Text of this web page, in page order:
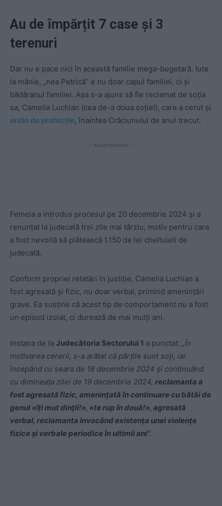
Au de împărțit 7 case și 3
terenuri
Dar nu e pace nici în această familie mega-bugetară. Iute
la mânie, „nea Petrică” e nu doar capul familiei, ci și
bădăranul familiei. Așa s-a ajuns să fie reclamat de soția
sa, Camelia Luchian (cea de-a doua soție!), care a cerut și
ordin de protecție, înaintea Crăciunului de anul trecut.
- Advertisement -
Femeia a introdus procesul pe 20 decembrie 2024 şi a
renunţat la judecată trei zile mai târziu, motiv pentru care
a fost nevoită să plătească 1.150 de lei cheltuieli de
judecată.
Conform propriei relatări în justiție, Camelia Luchian a
fost agresată și fizic, nu doar verbal, primind amenințări
grave. Ea susține că acest tip de comportament nu a fost
un episod izolat, ci durează de mai mulți ani.
Instana de la Judecătoria Sectorului 1 a punctat: „În
motivarea cererii, s-a arătat că părțile sunt soți, iar
începând cu seara de 18 decembrie 2024 și continuând
cu dimineața zilei de 19 decembrie 2024, reclamanta a
fost agresată fizic, amenințată în continuare cu bătăi de
genul «îți mut dinții!», «te rup în două!», agresată
verbal, reclamanta invocând existența unei violențe
fizice și verbale periodice în ultimii ani”.